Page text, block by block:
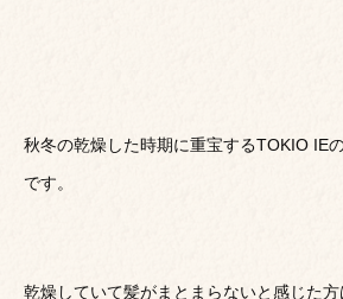
秋冬の乾燥した時期に重宝するTOKIO IE
です。
乾燥していて髪がまとまらないと感じた方